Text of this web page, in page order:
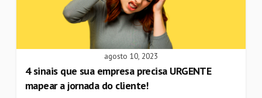
agosto 10, 2023
4 sinais que sua empresa precisa URGENTE
mapear a jornada do cliente!